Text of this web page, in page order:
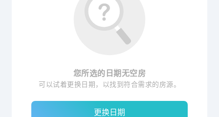
您所选的日期无空房
可以试着更换日期，以找到符合需求的房源。
更换日期